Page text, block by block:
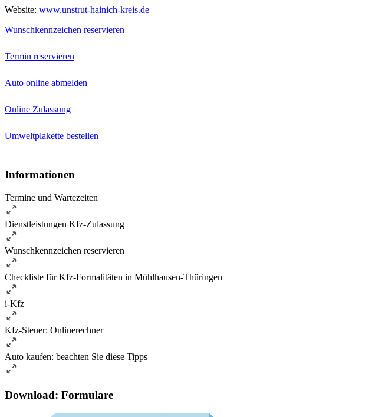
Website: www.unstrut-hainich-kreis.de
Wunschkennzeichen reservieren
Termin reservieren
Auto online abmelden
Online Zulassung
Umweltplakette bestellen
Informationen
Termine und Wartezeiten
Dienstleistungen Kfz-Zulassung
Wunschkennzeichen reservieren
Checkliste für Kfz-Formalitäten in Mühlhausen-Thüringen
i-Kfz
Kfz-Steuer: Onlinerechner
Auto kaufen: beachten Sie diese Tipps
Download: Formulare